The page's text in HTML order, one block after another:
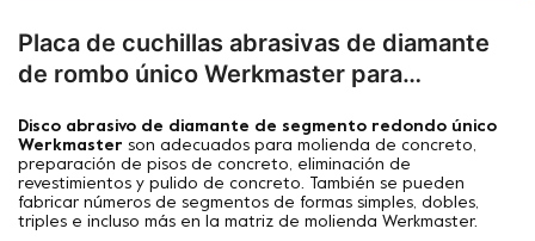
Placa de cuchillas abrasivas de diamante
de rombo único Werkmaster para
Disco abrasivo de diamante de segmento redondo único
Werkmaster son adecuados para molienda de concreto,
preparación de pisos de concreto, eliminación de
revestimientos y pulido de concreto. También se pueden
fabricar números de segmentos de formas simples, dobles,
triples e incluso más en la matriz de molienda Werkmaster.